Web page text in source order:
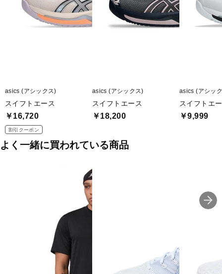
asics (アシックス)
スイフトエース
￥16,720
割引クーポン
asics (アシックス)
スイフトエース
￥18,200
asics (アシッ
スイフトエ
￥9,999
よく一緒に買われている商品